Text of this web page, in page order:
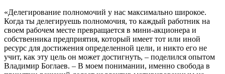
«Делегирование полномочий у нас максимально широкое.
Когда ты делегируешь полномочия, то каждый работник на
своем рабочем месте превращается в мини-акционера и
собственника предприятия, который имеет тот или иной
ресурс для достижения определенной цели, и никто его не
учит, как эту цель он может достигнуть, – поделился опытом
Владимир Боглаев. – В моем понимании, именно свобода в